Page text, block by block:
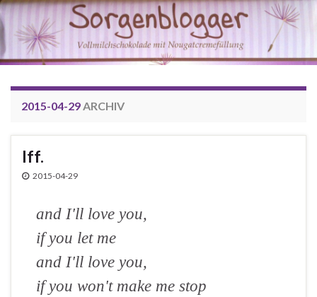
2015-04-29ARCHIV
Iff.
2015-04-29
and I'll love you,
if you let me
and I'll love you,
if you won't make me stop